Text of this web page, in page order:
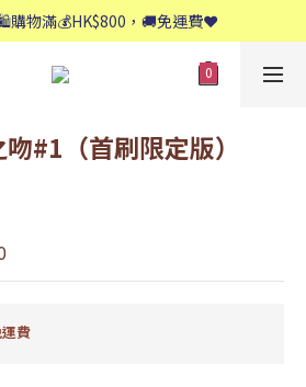
查詢：9558 8661
物滿💰HK$800，🚚免運費❤️
查詢：9558 8661
#1（首刷限定版）
費